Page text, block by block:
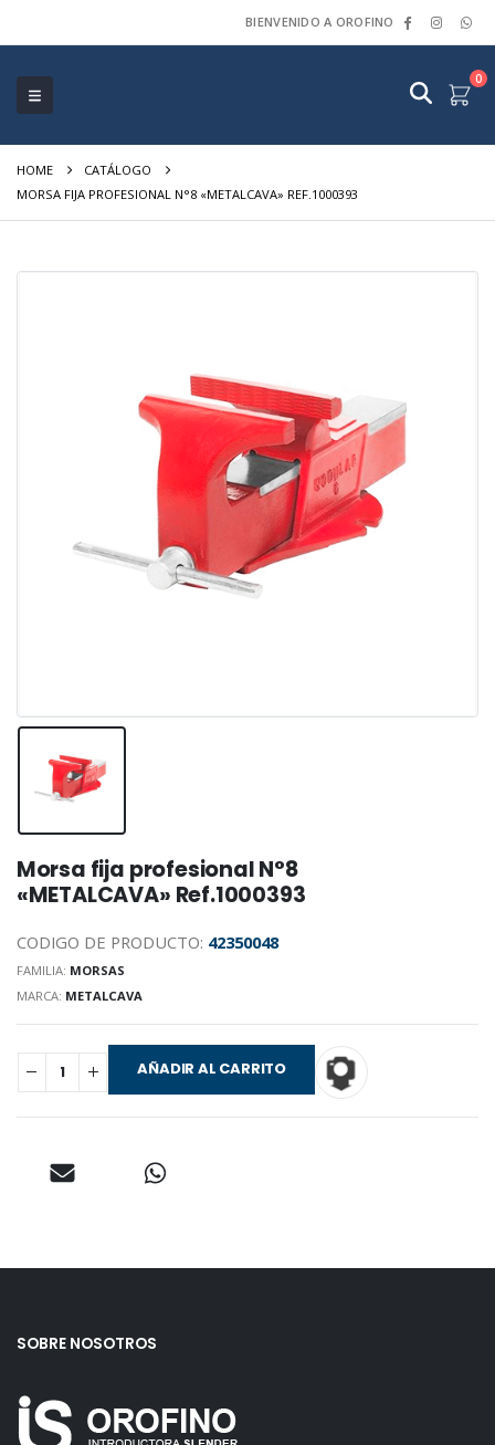
BIENVENIDO A OROFINO
0
HOME
CATÁLOGO
MORSA FIJA PROFESIONAL N°8 «METALCAVA» REF.1000393
Morsa fija profesional N°8
«METALCAVA» Ref.1000393
CODIGO DE PRODUCTO: 42350048
FAMILIA: MORSAS
MARCA: METALCAVA
AÑADIR AL CARRITO
SOBRE NOSOTROS